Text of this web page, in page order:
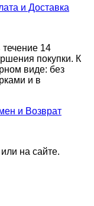
и Доставка
14
покупки. К
виде: без
и в
и Возврат
на сайте.